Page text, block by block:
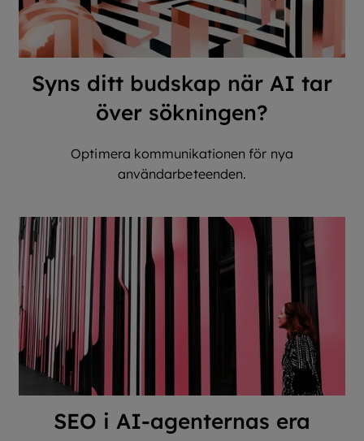
Syns ditt budskap när AI tar
över sökningen?
Optimera kommunikationen för nya
användarbeteenden.
SEO i AI-agenternas era